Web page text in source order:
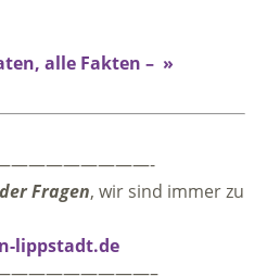
alle Fakten – »
Fragen, wir sind immer zu
lippstadt.de